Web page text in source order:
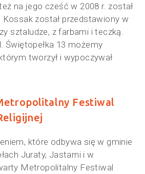
na jego cześć w 2008 r. został
Kossak został przedstawiony w
sztaludze, z farbami i teczką.
Świętopełka 13 możemy
tworzył i wypoczywał
Festiwal
które odbywa się w gminie
Juraty, Jastarni i w
Metropolitalny Festiwal